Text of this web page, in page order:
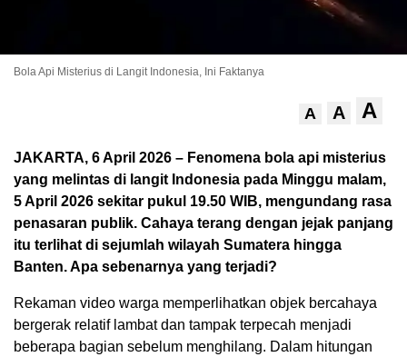
Bola Api Misterius di Langit Indonesia, Ini Faktanya
A A A
JAKARTA, 6 April 2026 – Fenomena bola api misterius
yang melintas di langit Indonesia pada Minggu malam,
5 April 2026 sekitar pukul 19.50 WIB, mengundang rasa
penasaran publik. Cahaya terang dengan jejak panjang
itu terlihat di sejumlah wilayah Sumatera hingga
Banten. Apa sebenarnya yang terjadi?
Rekaman video warga memperlihatkan objek bercahaya
bergerak relatif lambat dan tampak terpecah menjadi
beberapa bagian sebelum menghilang. Dalam hitungan